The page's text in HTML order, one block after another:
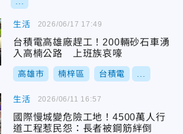
生活
台積電高雄廠趕工！200輛砂石車湧
入高楠公路 上班族哀嚎
高雄市 楠梓區 台積電
2026/06/17 17:49
生活
國際慢城變危險工地！4500萬人行
道工程惹民怨：長者被鋼筋絆倒
2026/06/11 16:57